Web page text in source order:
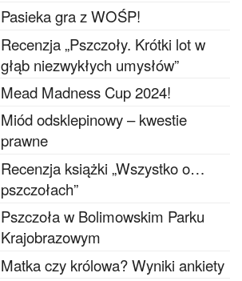
Pasieka gra z WOŚP!
Recenzja „Pszczoły. Krótki lot w
głąb niezwykłych umysłów”
Mead Madness Cup 2024!
Miód odsklepinowy – kwestie
prawne
Recenzja książki „Wszystko o…
pszczołach”
Pszczoła w Bolimowskim Parku
Krajobrazowym
Matka czy królowa? Wyniki ankiety